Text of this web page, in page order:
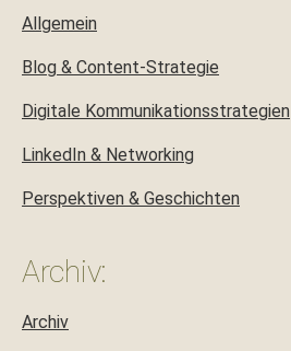
Allgemein
Blog & Content-Strategie
Digitale Kommunikationsstrategien
LinkedIn & Networking
Perspektiven & Geschichten
Archiv:
Archiv